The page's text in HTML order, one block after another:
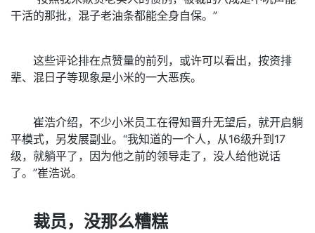
干活的那批，混子老油条都能全身自保。”
这些评论排在点赞量的前列，或许可以看出，按资排
辈、混日子等现象是小米的一大恶疾。
崔浩介绍，不少小米员工在得知晋升无望后，就开启躺
平模式，另发展副业。“我知道的一个人，从16级升到17
级，就躺平了，因为他之前的领导走了，没人给他说话
了。”崔浩说。
裁员，没那么糟糕